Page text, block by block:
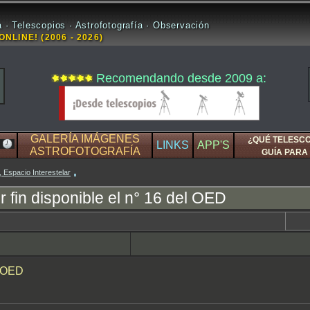
· Telescopios · Astrofotografía · Observación
(2006 - 2026)
Recomendando desde 2009 a:
GALERÍA IMÁGENES
ASTROFOTOGRAFÍA
LINKS APP'S
¿QUÉ
GUÍA PARA
Espacio Interestelar
fin disponible el n° 16 del OED